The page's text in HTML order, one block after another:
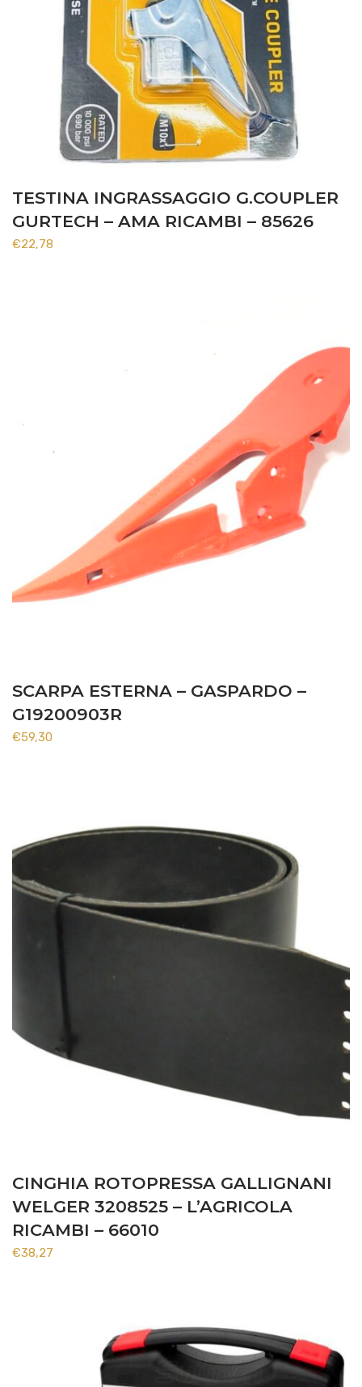
TESTINA INGRASSAGGIO G.COUPLER
GURTECH – AMA RICAMBI – 85626
€22,78
SCARPA ESTERNA – GASPARDO –
G19200903R
€59,30
CINGHIA ROTOPRESSA GALLIGNANI
WELGER 3208525 – L’AGRICOLA
RICAMBI – 66010
€38,27